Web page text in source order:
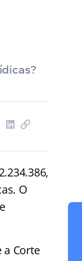
O
a Corte